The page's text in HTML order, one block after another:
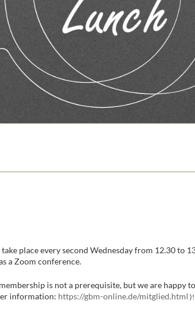
place every second Wednesday from 12.30 to
a Zoom conference.
is not a prerequisite, but we are happy
information: https://gbm-online.de/mitglied.html )!